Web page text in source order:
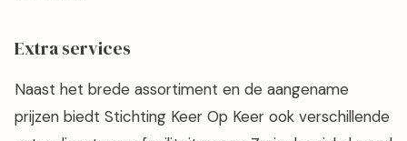
Extra services
Naast het brede assortiment en de aangename
prijzen biedt Stichting Keer Op Keer ook verschillende